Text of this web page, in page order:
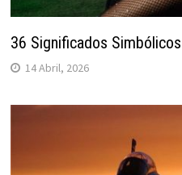
36 Significados
14 Abril, 2026